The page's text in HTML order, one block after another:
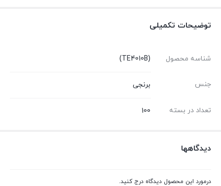
توضیحات تکمیلی
شناسه محصول (TE4010B)
جنس برنجی
تعداد در بسته 100
دیدگاهها
درمورد این محصول دیدگاه درج کنید.